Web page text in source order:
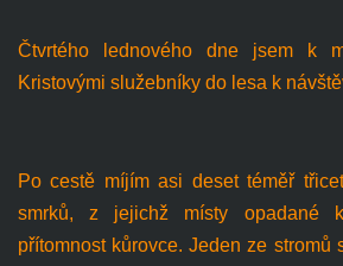
Čtvrtého lednového dne jsem k
Kristovými služebníky do lesa k
Po cestě míjím asi deset téměř
smrků, z jejichž místy opadané
přítomnost kůrovce. Jeden ze stromů